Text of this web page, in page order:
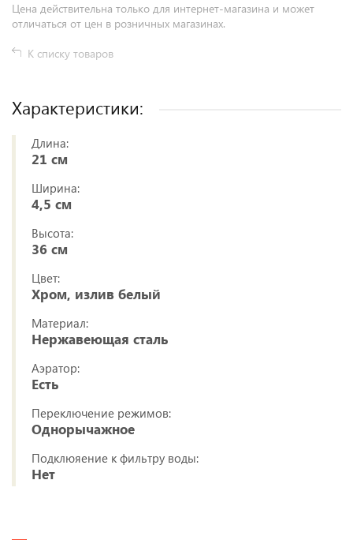
Цена действительна только для интернет-магазина и может
отличаться от цен в розничных магазинах.
К списку товаров
Характеристики:
Длина:
21 см
Ширина:
4,5 см
Высота:
36 см
Цвет:
Хром, излив белый
Материал:
Нержавеющая сталь
Аэратор:
Есть
Переключение режимов:
Однорычажное
Подклюяение к фильтру воды:
Нет